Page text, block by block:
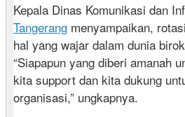
Kepala Dinas Komunikasi dan
Tangerang menyampaikan,
hal yang wajar dalam dunia
“Siapapun yang diberi amanah
kita support dan kita dukung
organisasi,” ungkapnya.